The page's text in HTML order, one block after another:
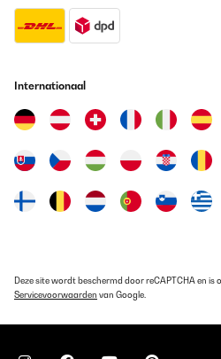
Internationaal
Deze site wordt beschermd door reCAPTCHA en is
Servicevoorwaarden van Google.